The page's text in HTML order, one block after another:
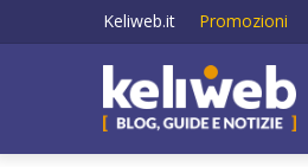
Keliweb.it Promozioni